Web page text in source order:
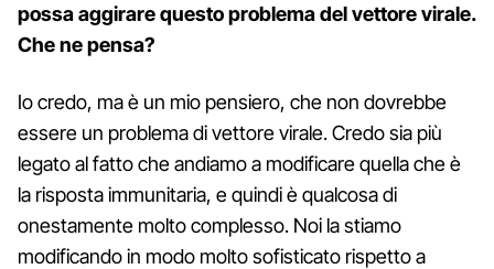
possa aggirare questo problema del vettore virale.
Che ne pensa?
Io credo, ma è un mio pensiero, che non dovrebbe
essere un problema di vettore virale. Credo sia più
legato al fatto che andiamo a modificare quella che è
la risposta immunitaria, e quindi è qualcosa di
onestamente molto complesso. Noi la stiamo
modificando in modo molto sofisticato rispetto a